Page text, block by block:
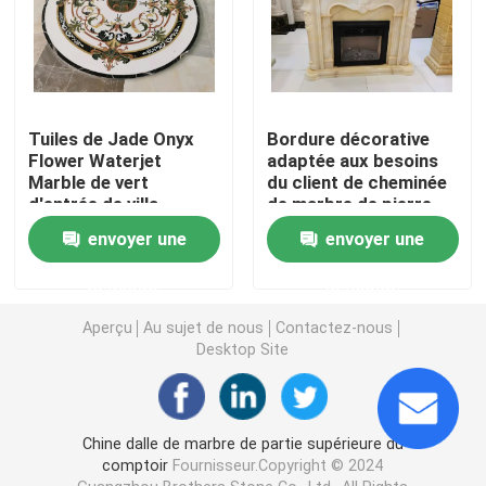
pierre de marbre blanche
marbre en bois de veine
Dalle d'onyx de jade
Pierre de quartz artificiel
Pierre artificielle de culture
partie supérieure du comptoir en pierre naturelles
Tuiles de Jade Onyx
Flower Waterjet
Marble de vert
d'entrée de villa
envoyer une
Bordure décorative
adaptée aux besoins
du client de cheminée
de marbre de pierre
d'onyx
envoyer une
Aperçu Au sujet de nous
Contactez-nous
Desktop Site
Chine dalle de marbre de partie supérieure du
comptoir Fournisseur.Copyright © 2024